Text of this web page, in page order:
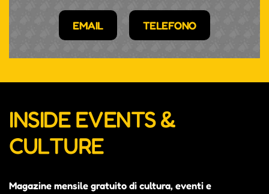
EMAIL TELEFONO
INSIDE EVENTS &
CULTURE
Magazine mensile gratuito di cultura, eventi e